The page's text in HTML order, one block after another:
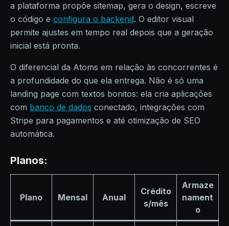
a plataforma propõe sitemap, gera o design, escreve
o código e configura o backend. O editor visual
permite ajustes em tempo real depois que a geração
inicial está pronta.
O diferencial da Atoms em relação às concorrentes é
a profundidade do que ela entrega. Não é só uma
landing page com textos bonitos: ela cria aplicações
com banco de dados conectado, integrações com
Stripe para pagamentos e até otimização de SEO
automática.
Planos:
Plano Mensal Anual
Crédito
s/mês
Armaze
nament
o